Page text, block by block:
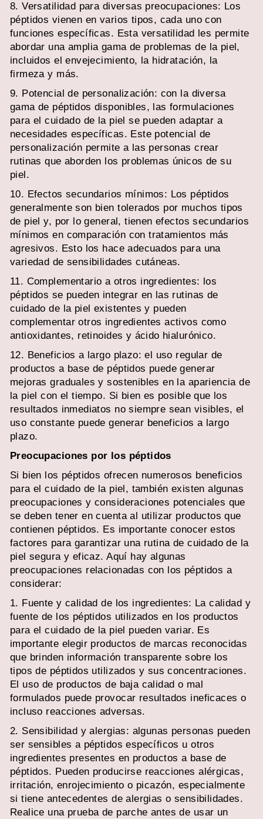
8. Versatilidad para diversas preocupaciones: Los
péptidos vienen en varios tipos, cada uno con
funciones específicas. Esta versatilidad les permite
abordar una amplia gama de problemas de la piel,
incluidos el envejecimiento, la hidratación, la
firmeza y más.
9. Potencial de personalización: con la diversa
gama de péptidos disponibles, las formulaciones
para el cuidado de la piel se pueden adaptar a
necesidades específicas. Este potencial de
personalización permite a las personas crear
rutinas que aborden los problemas únicos de su
piel.
10. Efectos secundarios mínimos: Los péptidos
generalmente son bien tolerados por muchos tipos
de piel y, por lo general, tienen efectos secundarios
mínimos en comparación con tratamientos más
agresivos. Esto los hace adecuados para una
variedad de sensibilidades cutáneas.
11. Complementario a otros ingredientes: los
péptidos se pueden integrar en las rutinas de
cuidado de la piel existentes y pueden
complementar otros ingredientes activos como
antioxidantes, retinoides y ácido hialurónico.
12. Beneficios a largo plazo: el uso regular de
productos a base de péptidos puede generar
mejoras graduales y sostenibles en la apariencia de
la piel con el tiempo. Si bien es posible que los
resultados inmediatos no siempre sean visibles, el
uso constante puede generar beneficios a largo
plazo.
Preocupaciones por los péptidos
Si bien los péptidos ofrecen numerosos beneficios
para el cuidado de la piel, también existen algunas
preocupaciones y consideraciones potenciales que
se deben tener en cuenta al utilizar productos que
contienen péptidos. Es importante conocer estos
factores para garantizar una rutina de cuidado de la
piel segura y eficaz. Aquí hay algunas
preocupaciones relacionadas con los péptidos a
considerar:
1. Fuente y calidad de los ingredientes: La calidad y
fuente de los péptidos utilizados en los productos
para el cuidado de la piel pueden variar. Es
importante elegir productos de marcas reconocidas
que brinden información transparente sobre los
tipos de péptidos utilizados y sus concentraciones.
El uso de productos de baja calidad o mal
formulados puede provocar resultados ineficaces o
incluso reacciones adversas.
2. Sensibilidad y alergias: algunas personas pueden
ser sensibles a péptidos específicos u otros
ingredientes presentes en productos a base de
péptidos. Pueden producirse reacciones alérgicas,
irritación, enrojecimiento o picazón, especialmente
si tiene antecedentes de alergias o sensibilidades.
Realice una prueba de parche antes de usar un